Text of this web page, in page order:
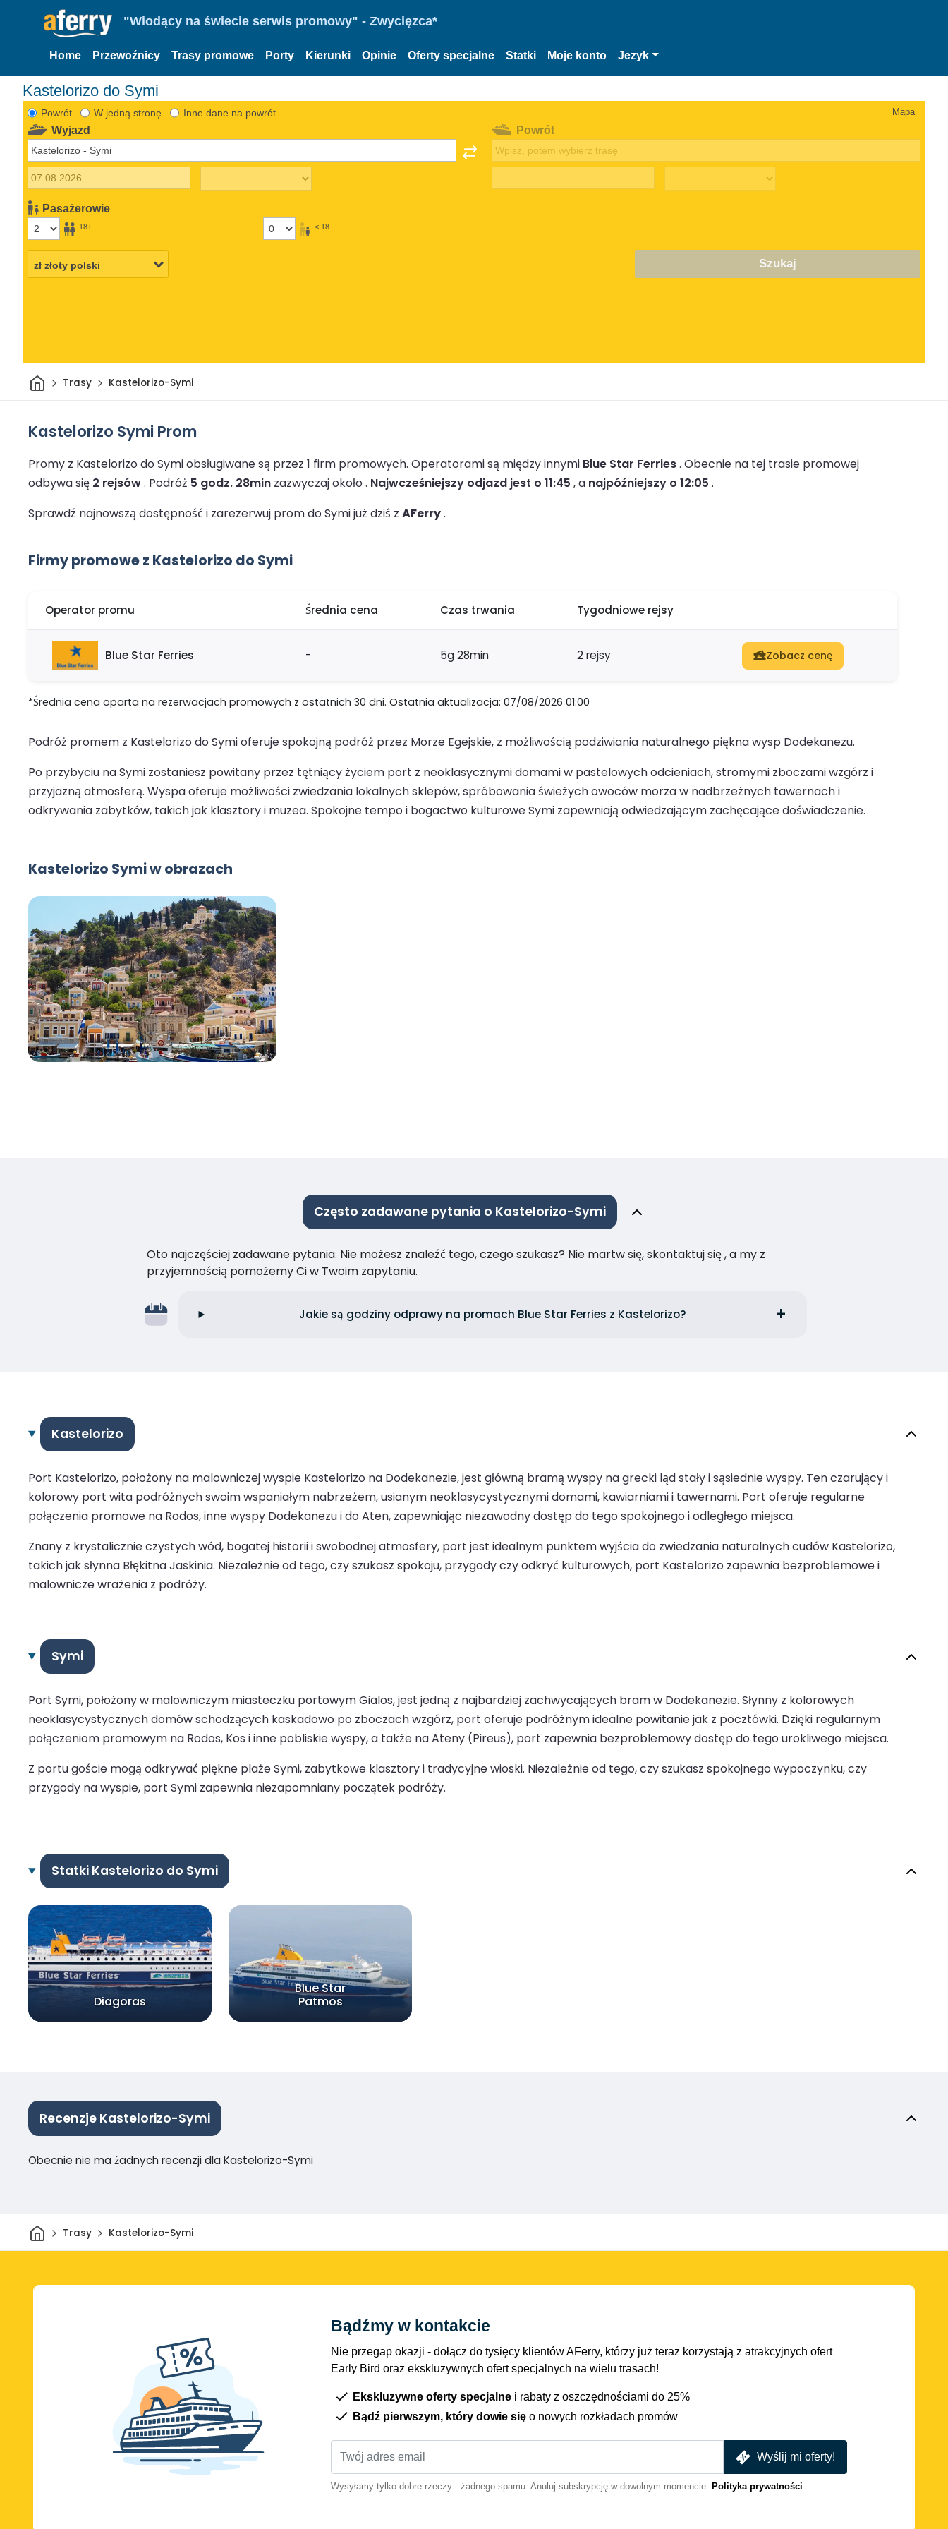
"Wiodący na świecie serwis promowy" - Zwycięzca*
Home Przewoźnicy Trasy promowe Porty Kierunki Opinie Oferty specjalne Statki Moje konto Jezyk
Kastelorizo do Symi
Powrót W jedną stronę Inne dane na powrót Mapa
Wyjazd
Pasażerowie
18+ < 18
Powrót
Szukaj
DomTrasy Kastelorizo-Symi
Kastelorizo Symi Prom
Promy z Kastelorizo do Symi obsługiwane są przez 1 firm promowych. Operatorami są między innymi Blue Star Ferries. Obecnie na tej trasie promowej
odbywa się 2 rejsów. Podróż 5 godz. 28min zazwyczaj około . Najwcześniejszy odjazd jest o 11:45 , a najpóźniejszy o 12:05 .
Sprawdź najnowszą dostępność i zarezerwuj prom do Symi już dziś z AFerry.
Firmy promowe z Kastelorizo do Symi
Operator promu Średnia cena Czas trwania Tygodniowe rejsy
Blue Star Ferries - 5g 28min 2 rejsy Zobacz cenę
*Średnia cena oparta na rezerwacjach promowych z ostatnich 30 dni. Ostatnia aktualizacja: 07/08/2026 01:00
Podróż promem z Kastelorizo do Symi oferuje spokojną podróż przez Morze Egejskie, z możliwością podziwiania naturalnego piękna wysp Dodekanezu.
Po przybyciu na Symi zostaniesz powitany przez tętniący życiem port z neoklasycznymi domami w pastelowych odcieniach, stromymi zboczami wzgórz i
przyjazną atmosferą. Wyspa oferuje możliwości zwiedzania lokalnych sklepów, spróbowania świeżych owoców morza w nadbrzeżnych tawernach i
odkrywania zabytków, takich jak klasztory i muzea. Spokojne tempo i bogactwo kulturowe Symi zapewniają odwiedzającym zachęcające doświadczenie.
Kastelorizo Symi w obrazach
Często zadawane pytania o Kastelorizo-Symi
Oto najczęściej zadawane pytania. Nie możesz znaleźć tego, czego szukasz? Nie martw się, skontaktuj się , a my z
przyjemnością pomożemy Ci w Twoim zapytaniu.
Jakie są godziny odprawy na promach Blue Star Ferries z Kastelorizo?
Kastelorizo
Port Kastelorizo, położony na malowniczej wyspie Kastelorizo na Dodekanezie, jest główną bramą wyspy na grecki ląd stały i sąsiednie wyspy. Ten czarujący i
kolorowy port wita podróżnych swoim wspaniałym nabrzeżem, usianym neoklasycystycznymi domami, kawiarniami i tawernami. Port oferuje regularne
połączenia promowe na Rodos, inne wyspy Dodekanezu i do Aten, zapewniając niezawodny dostęp do tego spokojnego i odległego miejsca.
Znany z krystalicznie czystych wód, bogatej historii i swobodnej atmosfery, port jest idealnym punktem wyjścia do zwiedzania naturalnych cudów Kastelorizo,
takich jak słynna Błękitna Jaskinia. Niezależnie od tego, czy szukasz spokoju, przygody czy odkryć kulturowych, port Kastelorizo zapewnia bezproblemowe i
malownicze wrażenia z podróży.
Symi
Port Symi, położony w malowniczym miasteczku portowym Gialos, jest jedną z najbardziej zachwycających bram w Dodekanezie. Słynny z kolorowych
neoklasycystycznych domów schodzących kaskadowo po zboczach wzgórz, port oferuje podróżnym idealne powitanie jak z pocztówki. Dzięki regularnym
połączeniom promowym na Rodos, Kos i inne pobliskie wyspy, a także na Ateny (Pireus), port zapewnia bezproblemowy dostęp do tego urokliwego miejsca.
Z portu goście mogą odkrywać piękne plaże Symi, zabytkowe klasztory i tradycyjne wioski. Niezależnie od tego, czy szukasz spokojnego wypoczynku, czy
przygody na wyspie, port Symi zapewnia niezapomniany początek podróży.
Statki Kastelorizo do Symi
Diagoras
Blue Star
Patmos
Recenzje Kastelorizo-Symi
Obecnie nie ma żadnych recenzji dla Kastelorizo-Symi
DomTrasy Kastelorizo-Symi
Bądźmy w kontakcie
Nie przegap okazji - dołącz do tysięcy klientów AFerry, którzy już teraz korzystają z atrakcyjnych ofert
Early Bird oraz ekskluzywnych ofert specjalnych na wielu trasach!
Ekskluzywne oferty specjalne i rabaty z oszczędnościami do 25%
Bądź pierwszym, który dowie się o nowych rozkładach promów
Wyślij mi oferty!
Wysyłamy tylko dobre rzeczy - żadnego spamu. Anuluj subskrypcję w dowolnym momencie. Polityka prywatności